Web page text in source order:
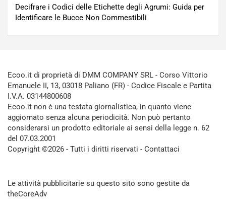
Decifrare i Codici delle Etichette degli Agrumi: Guida per
Identificare le Bucce Non Commestibili
Ecoo.it di proprietà di DMM COMPANY SRL - Corso Vittorio
Emanuele II, 13, 03018 Paliano (FR) - Codice Fiscale e Partita
I.V.A. 03144800608
Ecoo.it non è una testata giornalistica, in quanto viene
aggiornato senza alcuna periodicità. Non può pertanto
considerarsi un prodotto editoriale ai sensi della legge n. 62
del 07.03.2001
Copyright ©2026 - Tutti i diritti riservati - Contattaci
Le attività pubblicitarie su questo sito sono gestite da
theCoreAdv